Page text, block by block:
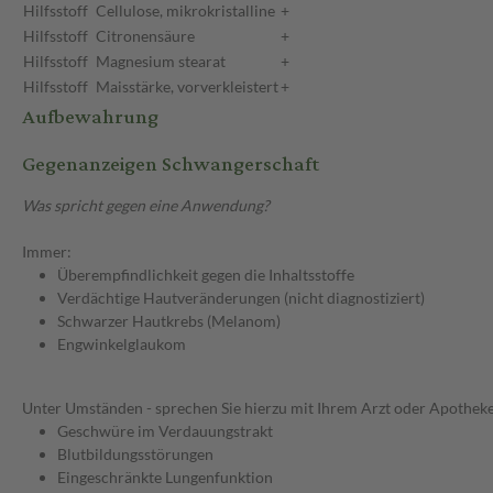
Hilfsstoff Cellulose, mikrokristalline +
Hilfsstoff Citronensäure
+
Hilfsstoff Magnesium stearat
+
Hilfsstoff Maisstärke, vorverkleistert+
Aufbewahrung
Gegenanzeigen Schwangerschaft
Was spricht gegen eine Anwendung?
Immer:
Überempfindlichkeit gegen die Inhaltsstoffe
Verdächtige Hautveränderungen (nicht diagnostiziert)
Schwarzer Hautkrebs (Melanom)
Engwinkelglaukom
Unter Umständen - sprechen Sie hierzu mit Ihrem Arzt oder
Geschwüre im Verdauungstrakt
Blutbildungsstörungen
Eingeschränkte Lungenfunktion